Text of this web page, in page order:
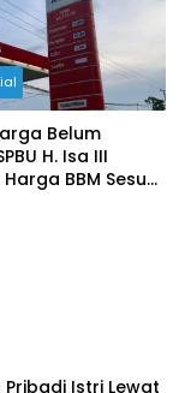
Belum
H. Isa III
BBM Sesuai
Istri Lewat